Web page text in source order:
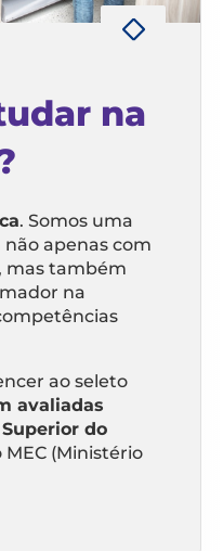
na
. Somos uma
apenas com
mas também
na
ao seleto
avaliadas
do
(Ministério